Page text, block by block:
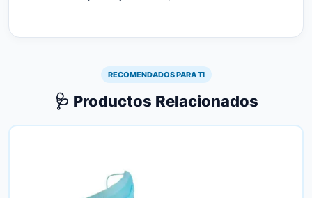
RECOMENDADOS PARA TI
🩺 Productos Relacionados